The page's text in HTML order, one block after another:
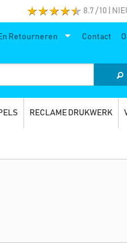
8.7 / 10 |
Retourneren Contact
RECLAME DRUKWERK